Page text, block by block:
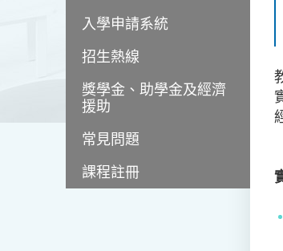
入學申請系統
招生熱線
獎學金、助學金及經濟
援助
常見問題
課程註冊